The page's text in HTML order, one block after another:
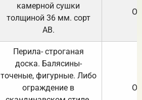
камерной сушки
толщиной 36 мм. сорт
АВ.
Перила- строганая
доска. Балясины-
точеные, фигурные. Либо
ограждение в